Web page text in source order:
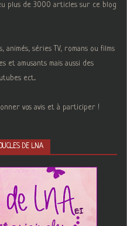
plus de 3000 articles sur ce blog
animés, séries TV, romans ou films
et amusants mais aussi des
ect...
vos avis et à participer !
DE LNA